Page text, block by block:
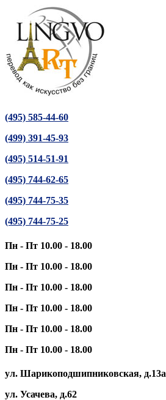
(495) 585-44-60
(499) 391-45-93
(495) 514-51-91
(495) 744-62-65
(495) 744-75-35
(495) 744-75-25
Пн - Пт 10.00 - 18.00
Пн - Пт 10.00 - 18.00
Пн - Пт 10.00 - 18.00
Пн - Пт 10.00 - 18.00
Пн - Пт 10.00 - 18.00
Пн - Пт 10.00 - 18.00
ул. Шарикоподшипниковская, д.13а
ул. Усачева, д.62